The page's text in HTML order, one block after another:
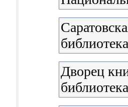
библиотека
Дворец